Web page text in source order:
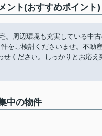
ント(おすすめポイント)
。周辺環境も充実している中
をご検討くださいませ。不動
せください。しっかりとお応え
中の物件